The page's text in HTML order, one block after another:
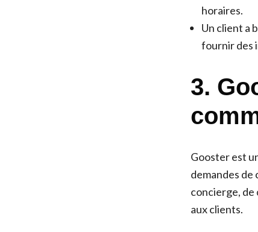
horaires.
Un client a
fournir des
3.
Gooster est
demandes de
concierge, de
aux clients.